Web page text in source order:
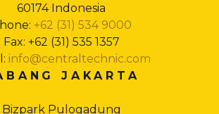
60174 Indonesia
+62 (31) 534 9000
Fax: +62 (31) 535 1357
info@centraltechnic.com
JAKARTA
Bizpark Pulogadung